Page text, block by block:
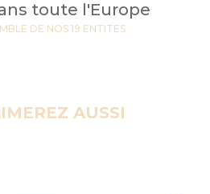
toute l'Europe
DE NOS 19 ENTITES
AUSSI